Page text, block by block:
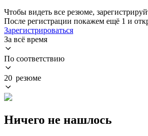
Чтобы видеть все резюме,
После регистрации покажем ещё 1 и
Зарегистрироваться
За всё время
По соответствию
20 резюме
Ничего не нашлось